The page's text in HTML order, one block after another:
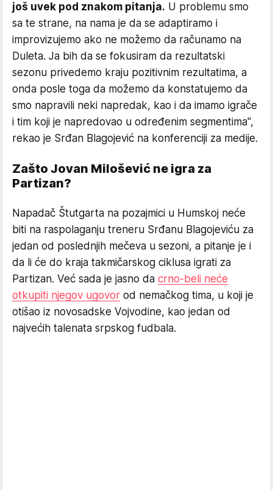
još uvek pod znakom pitanja. U problemu smo
sa te strane, na nama je da se adaptiramo i
improvizujemo ako ne možemo da računamo na
Duleta. Ja bih da se fokusiram da rezultatski
sezonu privedemo kraju pozitivnim rezultatima, a
onda posle toga da možemo da konstatujemo da
smo napravili neki napredak, kao i da imamo igrače
i tim koji je napredovao u određenim segmentima",
rekao je Srđan Blagojević na konferenciji za medije.
Zašto Jovan Milošević ne igra za
Partizan?
Napadač Štutgarta na pozajmici u Humskoj neće
biti na raspolaganju treneru Srđanu Blagojeviću za
jedan od poslednjih mečeva u sezoni, a pitanje je i
da li će do kraja takmičarskog ciklusa igrati za
Partizan. Već sada je jasno da crno-beli neće
otkupiti njegov ugovor od nemačkog tima, u koji je
otišao iz novosadske Vojvodine, kao jedan od
najvećih talenata srpskog fudbala.